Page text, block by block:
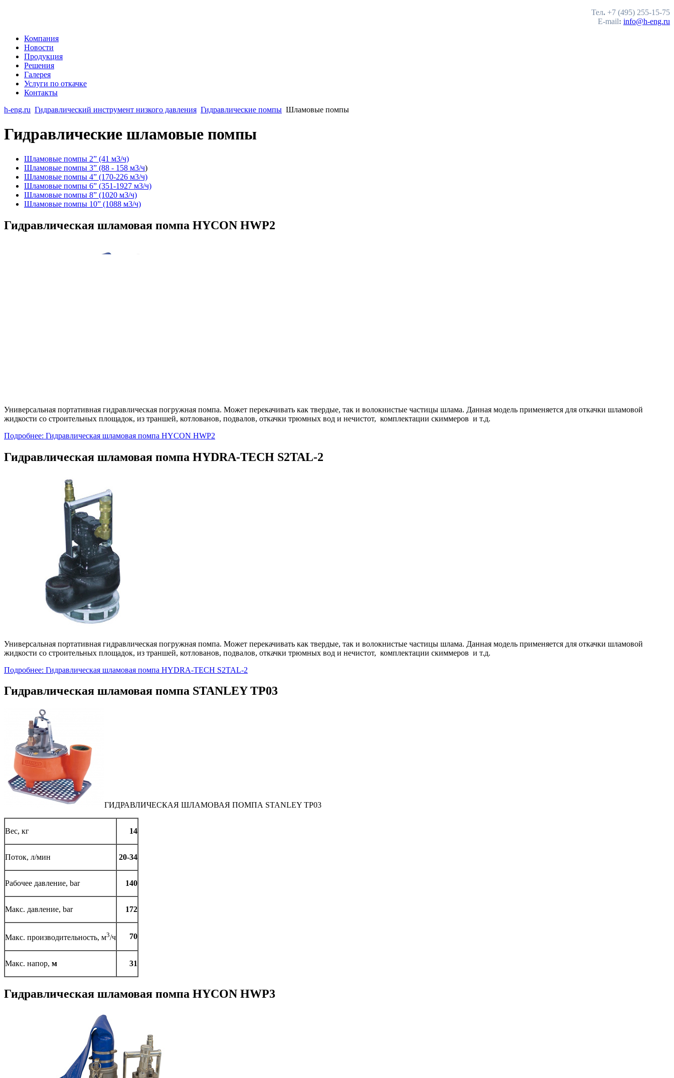
Тел. +7 (495) 255-15-75
E-mail: info@h-eng.ru
Компания
Новости
Продукция
Решения
Галерея
Услуги по откачке
Контакты
h-eng.ru Гидравлический инструмент низкого давления Гидравлические помпы Шламовые помпы
Гидравлические шламовые помпы
Шламовые помпы 2” (41 м3/ч)
Шламовые помпы 3” (88 - 158 м3/ч)
Шламовые помпы 4” (170-226 м3/ч)
Шламовые помпы 6” (351-1927 м3/ч)
Шламовые помпы 8” (1020 м3/ч)
Шламовые помпы 10” (1088 м3/ч)
Гидравлическая шламовая помпа HYCON HWP2
Универсальная портативная гидравлическая погружная помпа. Может перекачивать как твердые, так и волокнистые частицы шлама. Данная модель применяется для откачки шламовой
жидкости со строительных площадок, из траншей, котлованов, подвалов, откачки трюмных вод и нечистот, комплектации скиммеров и т.д.
Подробнее: Гидравлическая шламовая помпа HYCON HWP2
Гидравлическая шламовая помпа HYDRA-TECH S2TAL-2
Универсальная портативная гидравлическая погружная помпа. Может перекачивать как твердые, так и волокнистые частицы шлама. Данная модель применяется для откачки шламовой
жидкости со строительных площадок, из траншей, котлованов, подвалов, откачки трюмных вод и нечистот, комплектации скиммеров и т.д.
Подробнее: Гидравлическая шламовая помпа HYDRA-TECH S2TAL-2
Гидравлическая шламовая помпа STANLEY TP03
ГИДРАВЛИЧЕСКАЯ ШЛАМОВАЯ ПОМПА STANLEY TP03
Вес, кг 14
Поток, л/мин 20-34
Рабочее давление, bar 140
Макс. давление, bar 172
Макс. производительность, м3/ч 70
Макс. напор, м 31
Гидравлическая шламовая помпа HYCON HWP3